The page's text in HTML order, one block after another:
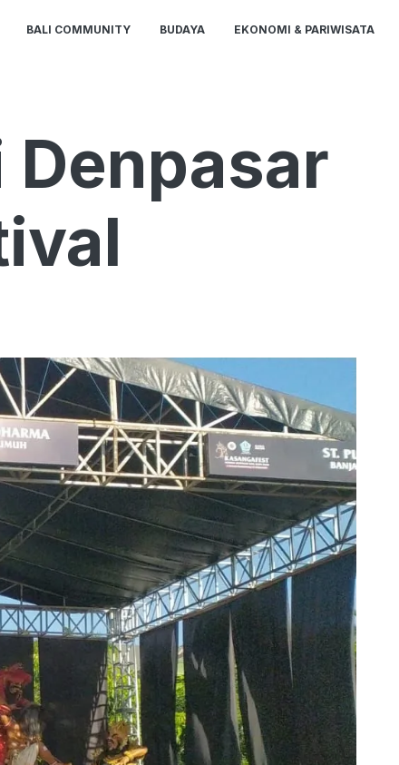
BALI COMMUNITY BUDAYA EKONOMI & PARIWISATA
Denpasar